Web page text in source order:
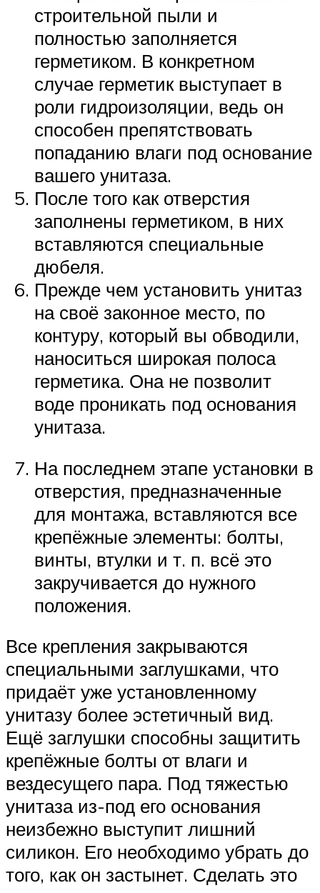
строительной пыли и
полностью заполняется
герметиком. В конкретном
случае герметик выступает в
роли гидроизоляции, ведь он
способен препятствовать
попаданию влаги под основание
вашего унитаза.
После того как отверстия
заполнены герметиком, в них
вставляются специальные
дюбеля.
Прежде чем установить унитаз
на своё законное место, по
контуру, который вы обводили,
наноситься широкая полоса
герметика. Она не позволит
воде проникать под основания
унитаза.
На последнем этапе установки в
отверстия, предназначенные
для монтажа, вставляются все
крепёжные элементы: болты,
винты, втулки и т. п. всё это
закручивается до нужного
положения.
Все крепления закрываются
специальными заглушками, что
придаёт уже установленному
унитазу более эстетичный вид.
Ещё заглушки способны защитить
крепёжные болты от влаги и
вездесущего пара. Под тяжестью
унитаза из-под его основания
неизбежно выступит лишний
силикон. Его необходимо убрать до
того, как он застынет. Сделать это